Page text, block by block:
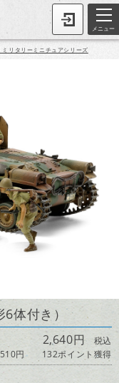
メニュー
リタリーミニチュアシリーズ
6体付き）
2,640円 税込
円
132ポイント獲得